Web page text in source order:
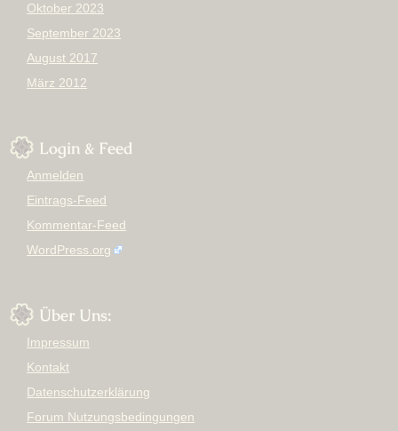
Oktober 2023
September 2023
August 2017
März 2012
Login & Feed
Anmelden
Eintrags-Feed
Kommentar-Feed
WordPress.org
Über Uns:
Impressum
Kontakt
Datenschutzerklärung
Forum Nutzungsbedingungen